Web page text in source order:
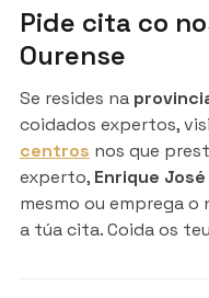
Pide cita co
Ourense
Se resides na
coidados expertos,
centros nos que
experto, Enrique
mesmo ou emprega o
a túa cita. Coida os